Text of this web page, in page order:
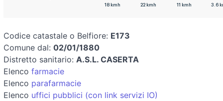
18 kmh 22 kmh 11 kmh 3.6
Codice catastale o Belfiore: E173
Comune dal: 02/01/1880
Distretto sanitario: A.S.L. CASERTA
Elenco farmacie
Elenco parafarmacie
Elenco uffici pubblici (con link servizi IO)